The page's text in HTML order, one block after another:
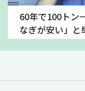
60年で100トン
なぎが安い」と
ュースに潜む社
ル